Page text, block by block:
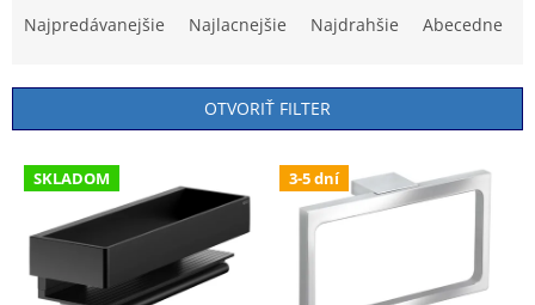
n
i
Najpredávanejšie Najlacnejšie Najdrahšie Abecedne
OTVORIŤ FILTER
V SKLADOM 3-5 dní